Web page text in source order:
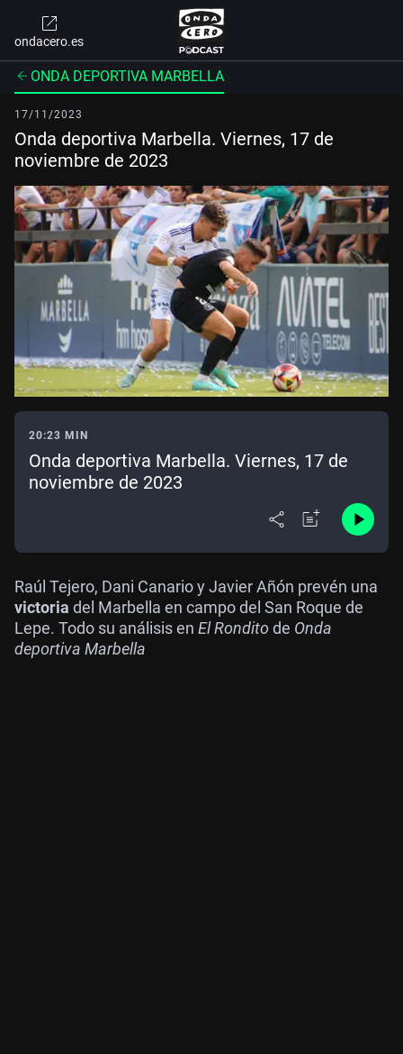
ondacero.es
ONDA DEPORTIVA MARBELLA
17/11/2023
Onda deportiva Marbella. Viernes, 17 de
noviembre de 2023
20:23 MIN
Onda deportiva Marbella. Viernes, 17 de
noviembre de 2023
Raúl Tejero, Dani Canario y Javier Añón prevén una
victoria del Marbella en campo del San Roque de
Lepe. Todo su análisis en El Ronditode Onda
deportiva Marbella